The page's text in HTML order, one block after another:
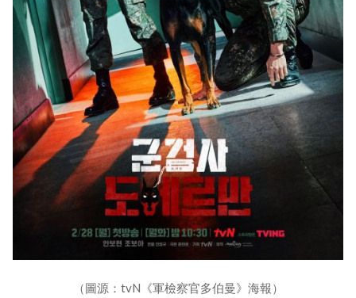
（圖源：tvN《軍檢察官多伯曼》海報）